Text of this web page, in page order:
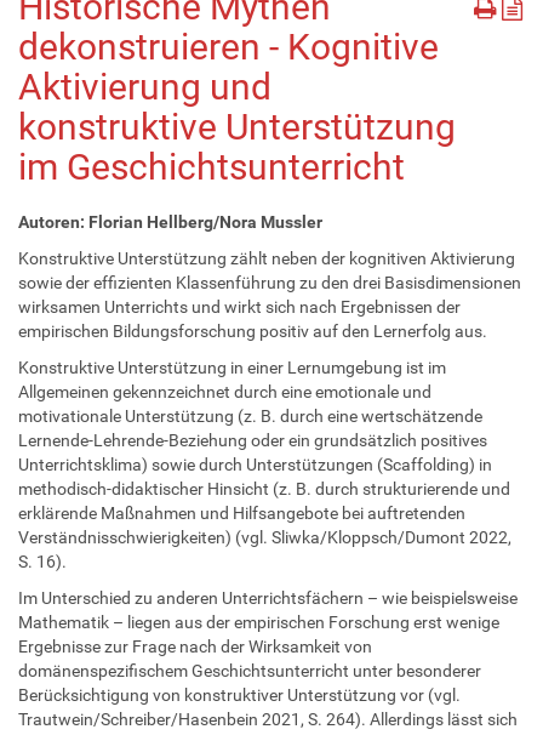
dekonstruieren - Kognitive
Aktivierung und
konstruktive Unterstützung
im Geschichtsunterricht
Autoren: Florian Hellberg/Nora Mussler
Konstruktive Unterstützung zählt neben der kognitiven Aktivierung
sowie der effizienten Klassenführung zu den drei Basisdimensionen
wirksamen Unterrichts und wirkt sich nach Ergebnissen der
empirischen Bildungsforschung positiv auf den Lernerfolg aus.
Konstruktive Unterstützung in einer Lernumgebung ist im
Allgemeinen gekennzeichnet durch eine emotionale und
motivationale Unterstützung (z. B. durch eine wertschätzende
Lernende-Lehrende-Beziehung oder ein grundsätzlich positives
Unterrichtsklima) sowie durch Unterstützungen (Scaffolding) in
methodisch-didaktischer Hinsicht (z. B. durch strukturierende und
erklärende Maßnahmen und Hilfsangebote bei auftretenden
Verständnisschwierigkeiten) (vgl. Sliwka/Kloppsch/Dumont 2022,
S. 16).
Im Unterschied zu anderen Unterrichtsfächern – wie beispielsweise
Mathematik – liegen aus der empirischen Forschung erst wenige
Ergebnisse zur Frage nach der Wirksamkeit von
domänenspezifischem Geschichtsunterricht unter besonderer
Berücksichtigung von konstruktiver Unterstützung vor (vgl.
Trautwein/Schreiber/Hasenbein 2021, S. 264). Allerdings lässt sich